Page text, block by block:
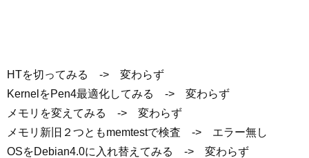
HTを切ってみる -> 変わらず
KernelをPen4最適化してみる -> 変わらず
メモリを変えてみる -> 変わらず
メモリ新旧２つともmemtestで検査 -> エラー無し
OSをDebian4.0に入れ替えてみる -> 変わらず